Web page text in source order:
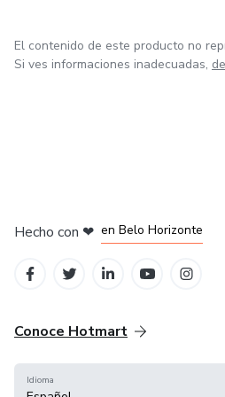
✔ Eventos corporativos (clientes
El contenido de este producto no
Si ves informaciones inadecuadas,
Hecho con ❤ en Belo Horizonte
Conoce Hotmart
Idioma